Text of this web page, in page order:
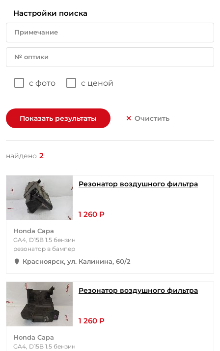
Настройки поиска
Примечание
№ оптики
с фото с ценой
Показать результаты Очистить
найдено 2
Резонатор воздушного фильтра
1 260 Р
Honda Capa
GA4, D15B 1.5 бензин
резонатор в бампер
Красноярск, ул. Калинина, 60/2
Резонатор воздушного фильтра
1 260 Р
Honda Capa
GA4, D15B 1.5 бензин